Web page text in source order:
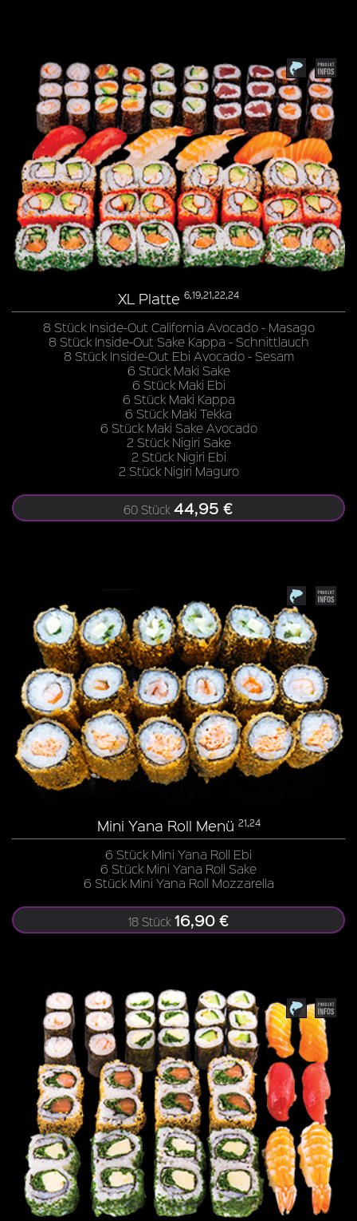
XL Platte 6,19,21,22,24
8 Stück Inside-Out California Avocado - Masago
8 Stück Inside-Out Sake Kappa - Schnittlauch
8 Stück Inside-Out Ebi Avocado - Sesam
6 Stück Maki Sake
6 Stück Maki Ebi
6 Stück Maki Kappa
6 Stück Maki Tekka
6 Stück Maki Sake Avocado
2 Stück Nigiri Sake
2 Stück Nigiri Ebi
2 Stück Nigiri Maguro
60 Stück 44,95 €
Mini Yana Roll Menü 21,24
6 Stück Mini Yana Roll Ebi
6 Stück Mini Yana Roll Sake
6 Stück Mini Yana Roll Mozzarella
18 Stück 16,90 €